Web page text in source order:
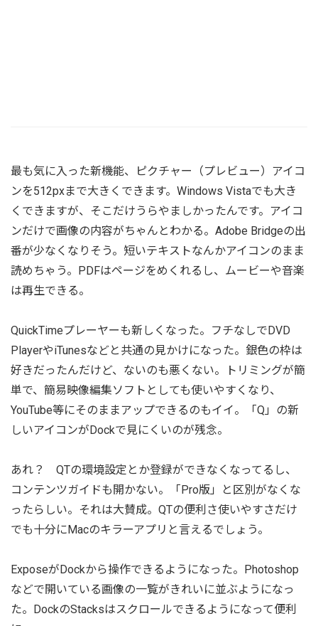
最も気に入った新機能、ピクチャー（プレビュー）アイコ
ンを512pxまで大きくできます。Windows Vistaでも大き
くできますが、そこだけうらやましかったんです。アイコ
ンだけで画像の内容がちゃんとわかる。Adobe Bridgeの出
番が少なくなりそう。短いテキストなんかアイコンのまま
読めちゃう。PDFはページをめくれるし、ムービーや音楽
は再生できる。
QuickTimeプレーヤーも新しくなった。フチなしでDVD
PlayerやiTunesなどと共通の見かけになった。銀色の枠は
好きだったんだけど、ないのも悪くない。トリミングが簡
単で、簡易映像編集ソフトとしても使いやすくなり、
YouTube等にそのままアップできるのもイイ。「Q」の新
しいアイコンがDockで見にくいのが残念。
あれ？ QTの環境設定とか登録ができなくなってるし、
コンテンツガイドも開かない。「Pro版」と区別がなくな
ったらしい。それは大賛成。QTの便利さ使いやすさだけ
でも十分にMacのキラーアプリと言えるでしょう。
ExposeがDockから操作できるようになった。Photoshop
などで開いている画像の一覧がきれいに並ぶようになっ
た。DockのStacksはスクロールできるようになって便利